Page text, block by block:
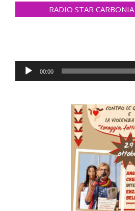
RADIO STAR
Audio
Player
00:00